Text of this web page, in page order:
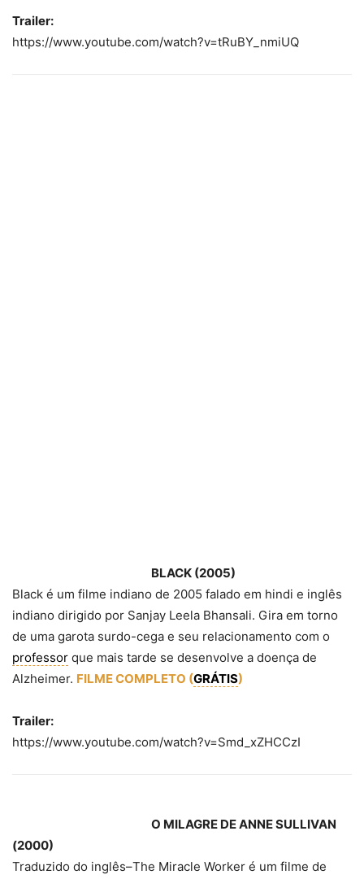
Trailer:
https://www.youtube.com/watch?v=tRuBY_nmiUQ
BLACK (2005)
Black é um filme indiano de 2005 falado em hindi e inglês
indiano dirigido por Sanjay Leela Bhansali. Gira em torno
de uma garota surdo-cega e seu relacionamento com o
professor que mais tarde se desenvolve a doença de
Alzheimer. FILME COMPLETO (GRÁTIS)
Trailer:
https://www.youtube.com/watch?v=Smd_xZHCCzI
O MILAGRE DE ANNE SULLIVAN
(2000)
Traduzido do inglês–The Miracle Worker é um filme de